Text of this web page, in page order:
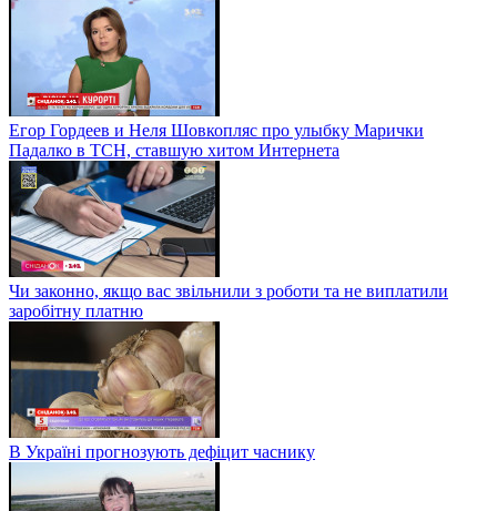
Егор Гордеев и Неля Шовкопляс про улыбку Марички
Падалко в ТСН, ставшую хитом Интернета
Чи законно, якщо вас звільнили з роботи та не виплатили
заробітну платню
В Україні прогнозують дефіцит часнику